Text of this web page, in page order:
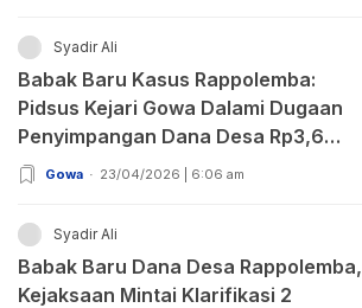
Syadir Ali
Babak Baru Kasus Rappolemba:
Pidsus Kejari Gowa Dalami Dugaan
Penyimpangan Dana Desa Rp3,6
MiliarGowa 23/04/2026 | 6:06 am
Syadir Ali
Babak Baru Dana Desa Rappolemba,
Kejaksaan Mintai Klarifikasi 2